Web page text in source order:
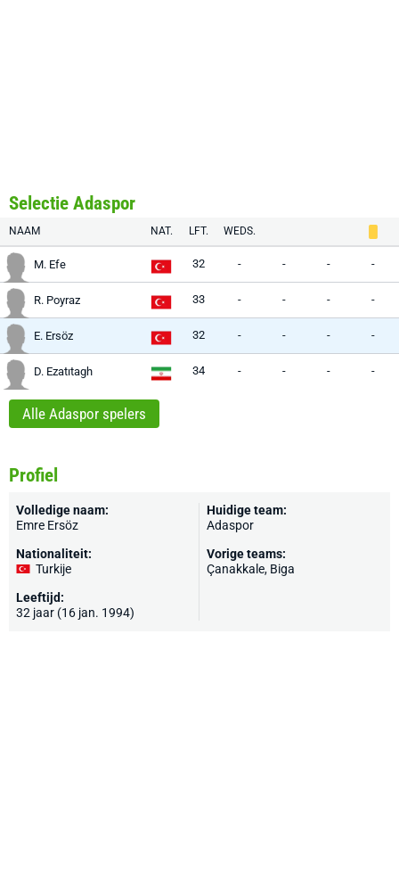
Selectie Adaspor
NAAM NAT. LFT. WEDS.
M. Efe 32 - - - -
R. Poyraz 33 - - - -
E. Ersöz 32 - - - -
D. Ezatıtagh 34 - - - -
Alle Adaspor spelers
Profiel
Volledige naam:
Emre Ersöz
Nationaliteit:
Turkije
Leeftijd:
32 jaar (16 jan. 1994)
Huidige team:
Adaspor
Vorige teams:
Çanakkale, Biga